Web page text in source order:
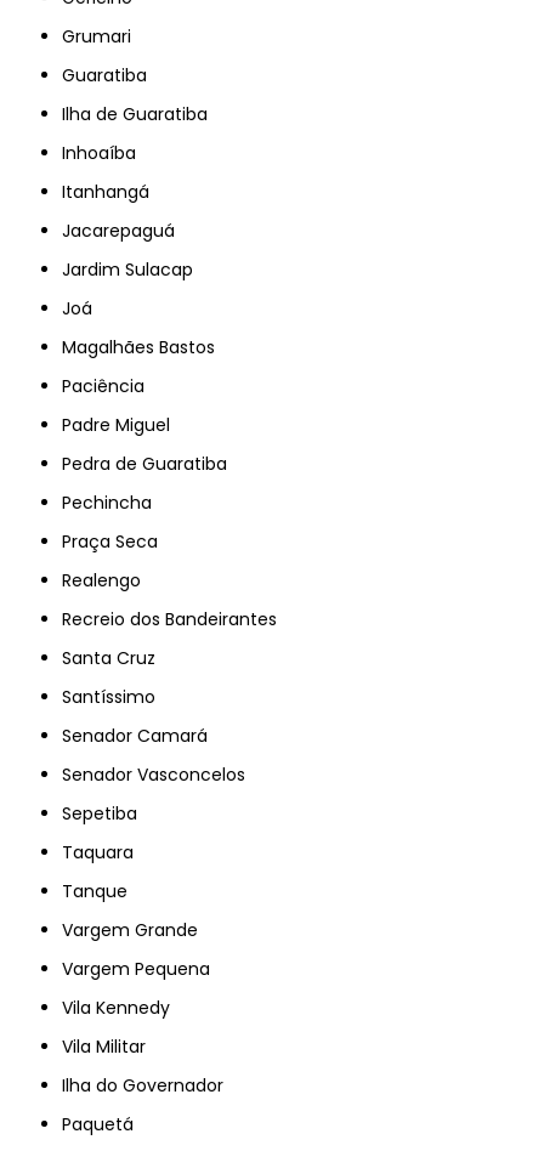
Grumari
Guaratiba
Ilha de Guaratiba
Inhoaíba
Itanhangá
Jacarepaguá
Jardim Sulacap
Joá
Magalhães Bastos
Paciência
Padre Miguel
Pedra de Guaratiba
Pechincha
Praça Seca
Realengo
Recreio dos Bandeirantes
Santa Cruz
Santíssimo
Senador Camará
Senador Vasconcelos
Sepetiba
Taquara
Tanque
Vargem Grande
Vargem Pequena
Vila Kennedy
Vila Militar
Ilha do Governador
Paquetá